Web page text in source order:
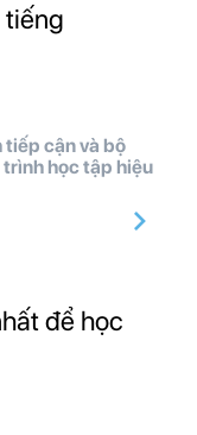
tiếng
tiếp cận và bộ
học tập hiệu
để học